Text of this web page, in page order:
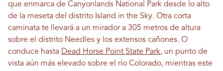
que enmarca de Canyonlands National Park desde lo alto
de la meseta del distrito Island in the Sky. Otra corta
caminata te llevará a un mirador a 305 metros de altura
sobre el distrito Needles y los extensos cañones. O
conduce hasta Dead Horse Point State Park, un punto de
vista aún más elevado sobre el río Colorado, mientras este